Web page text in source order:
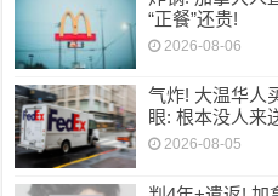
“正餐”还贵!
2026-08-06
气炸! 大温华人
眼: 根本没人来
2026-08-05